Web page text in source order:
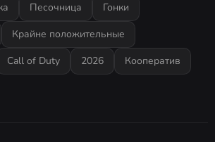
Песочница
Гонки
Крайне положительные
Call of Duty 2026
Кооператив